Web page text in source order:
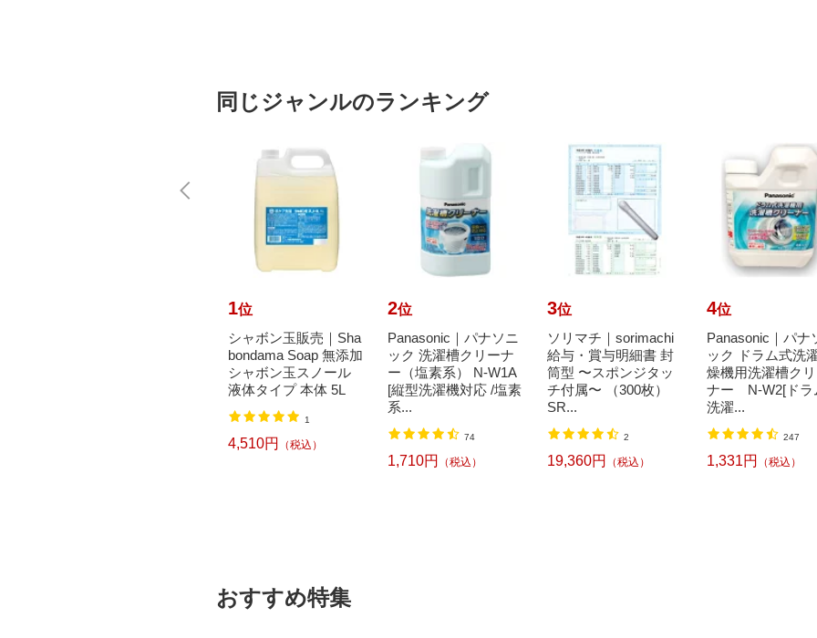
同じジャンルのランキング
1位
シャボン玉販売｜Sha
bondama Soap 無添加
シャボン玉スノール
液体タイプ 本体 5L
1
4,510円 （税込）
2位
Panasonic｜パナソニ
ック 洗濯槽クリーナ
ー（塩素系） N-W1A
[縦型洗濯機対応 /塩素
系...
74
1,710円 （税込）
3位
ソリマチ｜sorimachi
給与・賞与明細書 封
筒型 〜スポンジタッ
チ付属〜 （300枚）
SR...
2
19,360円 （税込）
4位
Panasonic｜パナ
ック ドラム式洗
燥機用洗濯槽ク
ナー N-W2[ドラ
洗濯...
247
1,331円 （税込）
おすすめ特集